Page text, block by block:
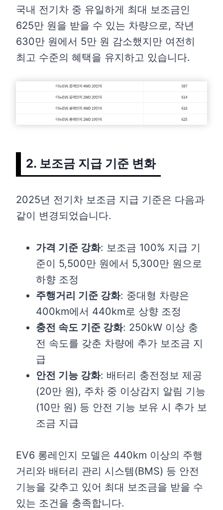
국내 전기차 중 유일하게 최대 보조금인
625만 원을 받을 수 있는 차량으로, 작년
630만 원에서 5만 원 감소했지만 여전히
최고 수준의 혜택을 유지하고 있습니다.
2. 보조금 지급 기준 변화
2025년 전기차 보조금 지급 기준은 다음과
같이 변경되었습니다.
가격 기준 강화: 보조금 100% 지급 기
준이 5,500만 원에서 5,300만 원으로
하향 조정
주행거리 기준 강화: 중대형 차량은
400km에서 440km로 상향 조정
충전 속도 기준 강화: 250kW 이상 충
전 속도를 갖춘 차량에 추가 보조금 지
급
안전 기능 강화: 배터리 충전정보 제공
(20만 원), 주차 중 이상감지 알림 기능
(10만 원) 등 안전 기능 보유 시 추가 보
조금 지급
EV6 롱레인지 모델은 440km 이상의 주행
거리와 배터리 관리 시스템(BMS) 등 안전
기능을 갖추고 있어 최대 보조금을 받을 수
있는 조건을 충족합니다.